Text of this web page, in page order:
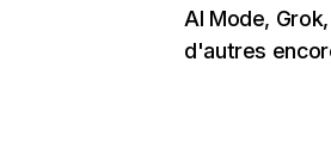
AI Mode,
d'autres